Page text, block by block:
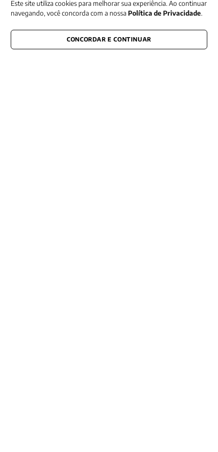
CONECTE-SE CONOSCO
Este site utiliza cookies para melhorar sua experiência. Ao continuar
navegando, você concorda com a nossa Política de Privacidade.
CONCORDAR E CONTINUAR